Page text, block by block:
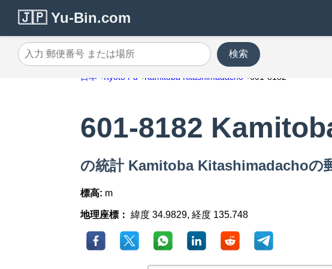
🇯🇵 Yu-Bin.com
入力 郵便番号 または場所
検索
日本 Kyoto Fu Kamitoba Kitashimadacho 601-8182
601-8182
の統計 Kamitoba Kitashimadachoの
標高: m
地理座標： 緯度 34.9829, 経度 135.748